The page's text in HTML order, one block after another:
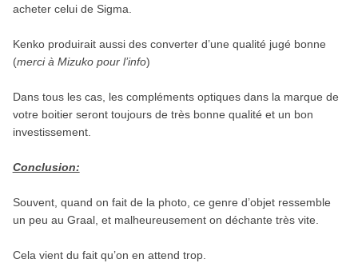
acheter celui de Sigma.
Kenko produirait aussi des converter d’une qualité jugé bonne
(merci à Mizuko pour l’info)
Dans tous les cas, les compléments optiques dans la marque de
votre boitier seront toujours de très bonne qualité et un bon
investissement.
Conclusion:
Souvent, quand on fait de la photo, ce genre d’objet ressemble
un peu au Graal, et malheureusement on déchante très vite.
Cela vient du fait qu’on en attend trop.